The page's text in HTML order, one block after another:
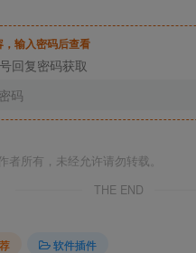
，输入密码后查看
回复密码获取
者所有，未经允许请勿转载。
THE END
软件插件